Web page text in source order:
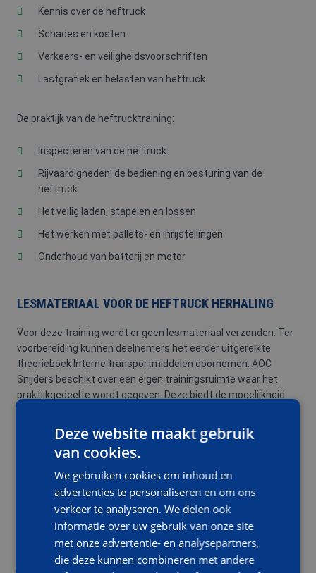
Kennis over de heftruck
Schades en kosten
Verkeers- en veiligheidsvoorschriften
Lastgrafiek en belasten van heftruck
De praktijk van de heftrucktraining:
Inspecteren van de heftruck
Rijvaardigheden: de bediening en besturing van de
heftruck
Het veilig laden, stapelen en lossen
Het werken met pallets- en inrijstellingen
Onderhoud van batterij en motor
LESMATERIAAL VOOR DE HEFTRUCK HERHALING
Voor deze training wordt er geen lesmateriaal verzonden. Ter
voorbereiding kunnen deelnemers het eerder uitgereikte
theorieboek Interne transportmiddelen doornemen. AOC
Snijders beschikt over een eigen trainingsruimte waar het
praktijkgedeelte wordt gegeven. Deze biedt de mogelijkheid
TRAININGSDUUR EN TIJDEN
De training betreft 1 dagdeel. De tijden zijn van 08.30 – 12.00
uur. In verband met de veiligheid kunnen aan deze training
maximaal 6 personen deelnemen.
VEELGESTELDE VRAGEN HEFTRUCKCERTIFICAAT
Deze website maakt gebruik
van cookies.
We gebruiken cookies om inhoud en
advertenties te personaliseren en om ons
verkeer te analyseren. We delen ook
informatie over uw gebruik van onze site
met onze advertentie- en analysepartners,
die deze kunnen combineren met andere